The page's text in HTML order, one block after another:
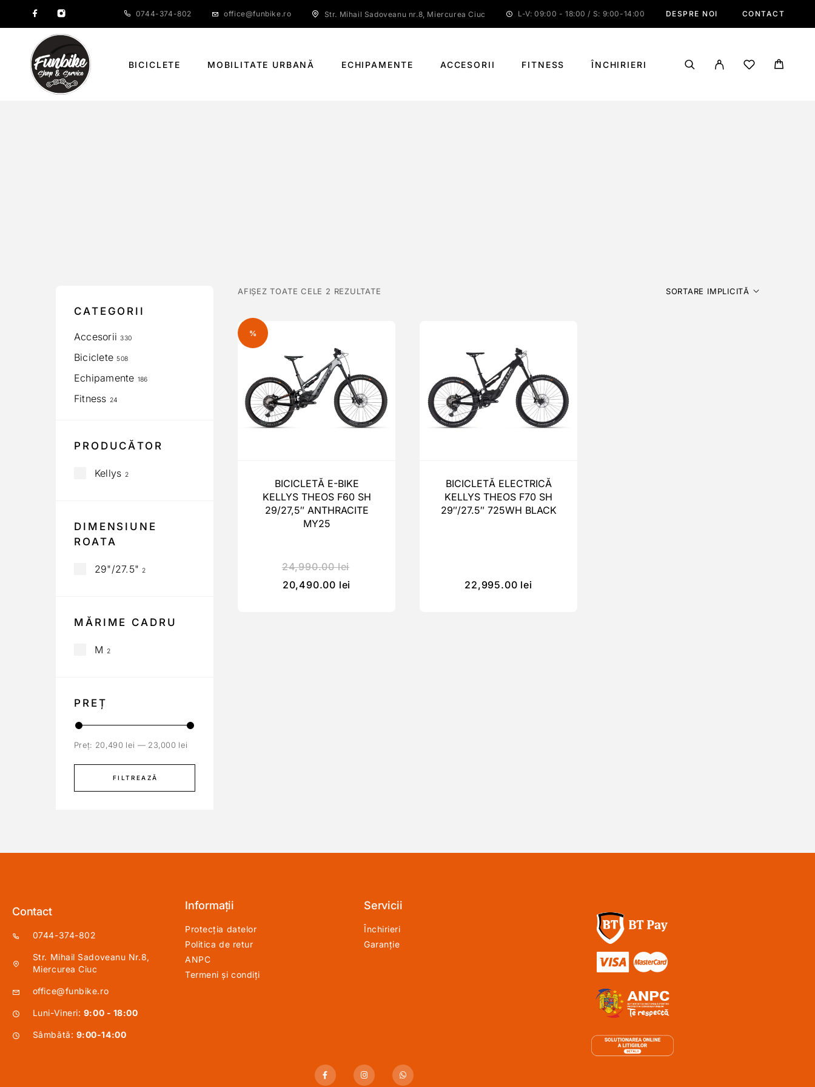
0744-374-802 office@funbike.ro Str. Mihail Sadoveanu nr.8, Miercurea Ciuc L-V: 09:00 - 18:00 / S: 9:00-14:00 DESPRE NOI CONTACT
BICICLETE MOBILITATE URBANĂ ECHIPAMENTE ACCESORII FITNESS ÎNCHIRIERI
CATEGORII
Accesorii 330
Biciclete 508
Echipamente 186
Fitness 24
PRODUCĂTOR
Kellys 2
DIMENSIUNE
ROATA
29"/27.5" 2
MĂRIME CADRU
M 2
PREȚ
FILTREAZĂ
Preț: 20,490 lei — 23,000 lei
AFIȘEZ TOATE CELE 2 REZULTATE SORTARE IMPLICITĂ
%
BICICLETĂ E-BIKE
KELLYS THEOS F60 SH
29/27,5″ ANTHRACITE
MY25
24,990.00lei
20,490.00 lei
BICICLETĂ ELECTRICĂ
KELLYS THEOS F70 SH
29″/27.5″ 725WH BLACK
22,995.00 lei
Contact
0744-374-802
Str. Mihail Sadoveanu Nr.8,
Miercurea Ciuc
office@funbike.ro
Luni-Vineri: 9:00 - 18:00
Sâmbătă: 9:00-14:00
Informații
Protecția datelor
Politica de retur
ANPC
Termeni și condiți
Servicii
Închirieri
Garanție